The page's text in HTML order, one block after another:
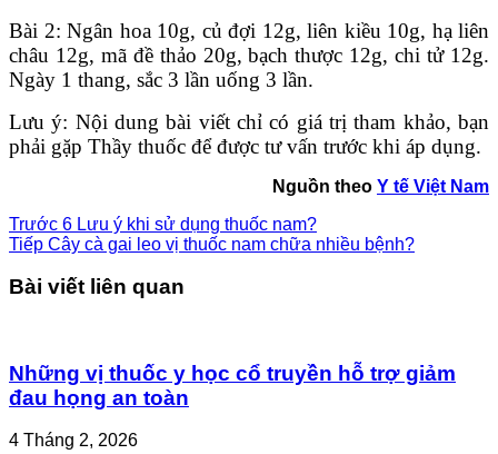
Bài 2: Ngân hoa 10g, củ đợi 12g, liên kiều 10g, hạ liên
châu 12g, mã đề thảo 20g, bạch thược 12g, chi tử 12g.
Ngày 1 thang, sắc 3 lần uống 3 lần.
Lưu ý: Nội dung bài viết chỉ có giá trị tham khảo, bạn
phải gặp Thầy thuốc để được tư vấn trước khi áp dụng.
Nguồn theo Y tế Việt Nam
Trước 6 Lưu ý khi sử dụng thuốc nam?
Tiếp Cây cà gai leo vị thuốc nam chữa nhiều bệnh?
Bài viết liên quan
Những vị thuốc y học cổ truyền hỗ trợ giảm
đau họng an toàn
4 Tháng 2, 2026